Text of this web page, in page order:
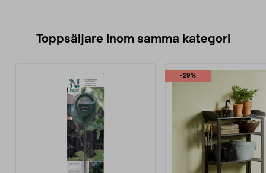
Toppsäljare inom samma kategori
-29%